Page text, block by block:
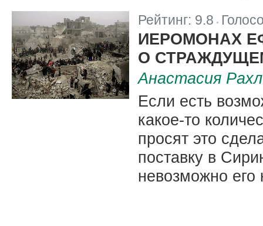
Рейтинг: 9.8
ИЕРОМОНАХ
О
Анастасия
Если есть
какое-то
просят это
поставку в
невозможно его